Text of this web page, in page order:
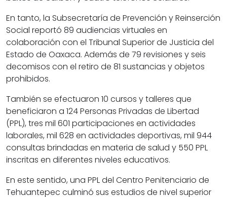
En tanto, la Subsecretaría de Prevención y Reinserción
Social reportó 89 audiencias virtuales en
colaboración con el Tribunal Superior de Justicia del
Estado de Oaxaca. Además de 79 revisiones y seis
decomisos con el retiro de 81 sustancias y objetos
prohibidos.
También se efectuaron 10 cursos y talleres que
beneficiaron a 124 Personas Privadas de Libertad
(PPL), tres mil 601 participaciones en actividades
laborales, mil 628 en actividades deportivas, mil 944
consultas brindadas en materia de salud y 550 PPL
inscritas en diferentes niveles educativos.
En este sentido, una PPL del Centro Penitenciario de
Tehuantepec culminó sus estudios de nivel superior